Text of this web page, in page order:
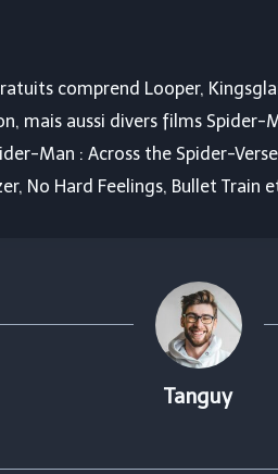
comprend Looper,
mais aussi divers films Spider-
Man : Across the Spider-
No Hard Feelings, Bullet Train
Tanguy